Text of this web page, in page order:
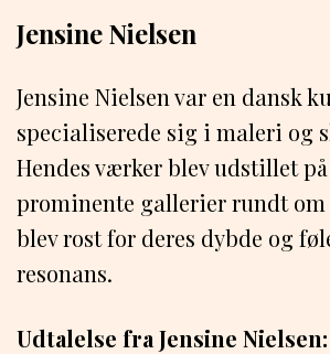
Jensine Nielsen
Jensine Nielsen var en dansk
specialiserede sig i maleri og
Hendes værker blev udstillet
prominente gallerier rundt om
blev rost for deres dybde og
resonans.
Udtalelse fra Jensine Nielsen: